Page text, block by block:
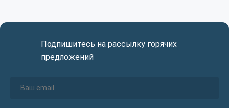
Подпишитесь на рассылку горячих
предложений